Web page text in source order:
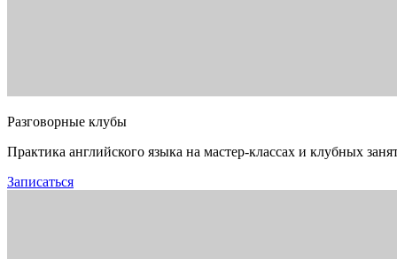
Разговорные клубы
Практика английского языка на мастер-классах и клубных
Записаться